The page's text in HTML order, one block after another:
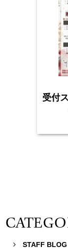
受付
 STAFF BLOG